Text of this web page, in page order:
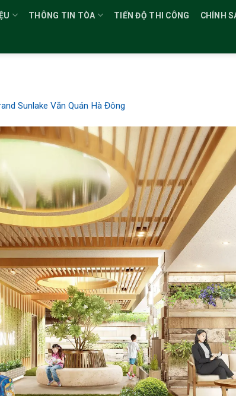
THÔNG TIN TÒA TIẾN ĐỘ THI CÔNG CHÍNH
Sunlake Văn Quán Hà Đông